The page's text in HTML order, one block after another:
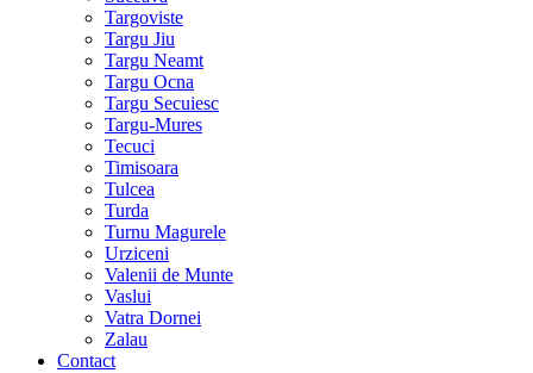
Targoviste
Targu Jiu
Targu Neamt
Targu Ocna
Targu Secuiesc
Targu-Mures
Tecuci
Timisoara
Tulcea
Turda
Turnu Magurele
Urziceni
Valenii de Munte
Vaslui
Vatra Dornei
Zalau
Contact